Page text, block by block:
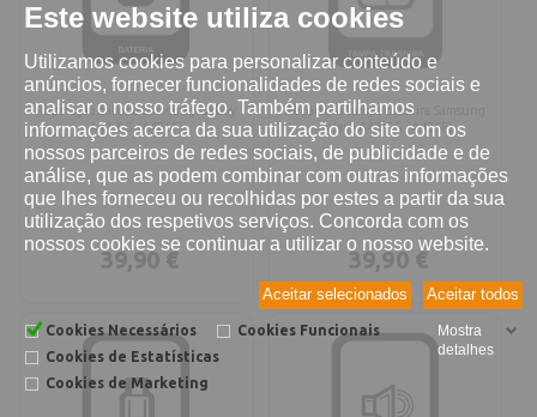
Este website utiliza cookies
Utilizamos cookies para personalizar conteúdo e
anúncios, fornecer funcionalidades de redes sociais e
analisar o nosso tráfego. Também partilhamos
informações acerca da sua utilização do site com os
nossos parceiros de redes sociais, de publicidade e de
análise, que as podem combinar com outras informações
que lhes forneceu ou recolhidas por estes a partir da sua
utilização dos respetivos serviços. Concorda com os
nossos cookies se continuar a utilizar o nosso website.
Aceitar todos
Aceitar selecionados
Cookies Necessários
Cookies Funcionais
Cookies de Estatísticas
Cookies de Marketing
Mostra
detalhes
Reparação bateria Samsung Galaxy
A42 5G (A426F)
39,90 €
Reparação tampa traseira Samsung
Galaxy A42 5G (A426F)
39,90 €